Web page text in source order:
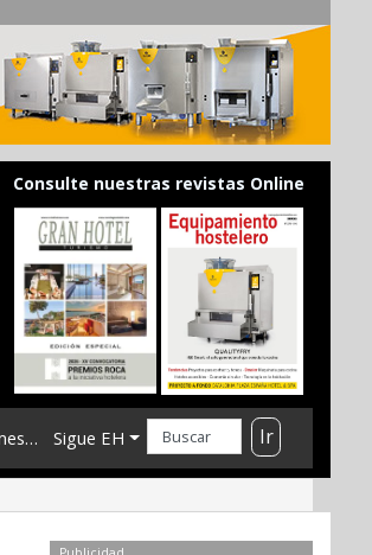
Consulte nuestras revistas Online
Sigue EH Ir